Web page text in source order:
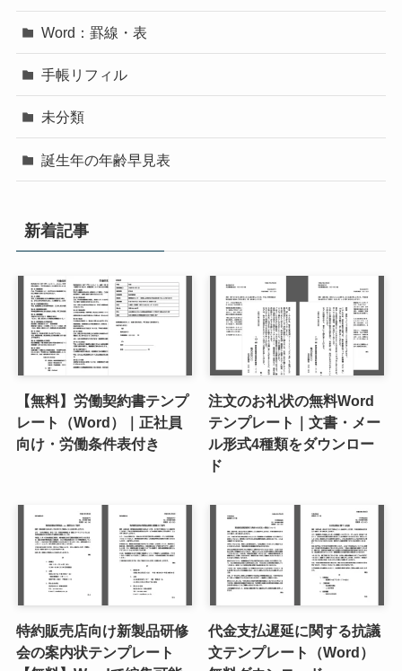
Word：罫線・表
手帳リフィル
未分類
誕生年の年齢早見表
新着記事
【無料】労働契約書テンプ
レート（Word）｜正社員
向け・労働条件表付き
注文のお礼状の無料Word
テンプレート｜文書・メー
ル形式4種類をダウンロー
ド
特約販売店向け新製品研修
会の案内状テンプレート
代金支払遅延に関する抗議
文テンプレート（Word）